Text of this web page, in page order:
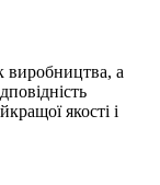
виробництва, а
якості і